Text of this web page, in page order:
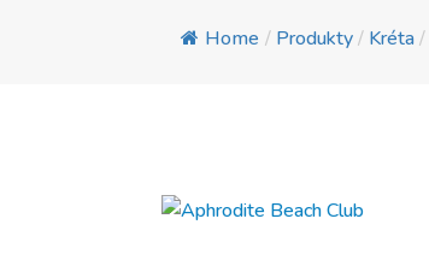
Home / Produkty / Kréta /